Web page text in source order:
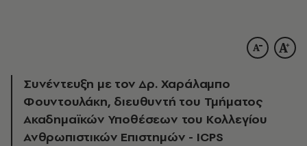
Συνέντευξη με τον Δρ. Χαράλαμπο
Φουντουλάκη, διευθυντή του Τμήματος
Ακαδημαϊκών Υποθέσεων του Κολλεγίου
Ανθρωπιστικών Επιστημών - ICPS